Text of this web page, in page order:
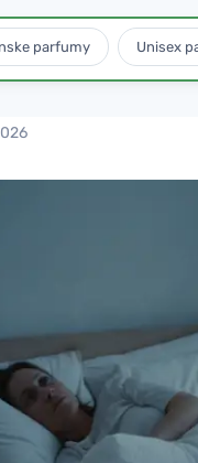
parfumy Unisex